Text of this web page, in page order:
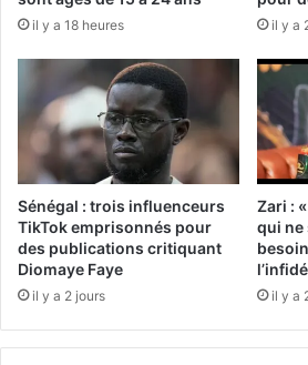
il y a 18 heures il y a
Sénégal : trois influenceurs
TikTok emprisonnés pour
des publications critiquant
Diomaye Faye
il y a 2 jours
Zari :
qui ne
il y a